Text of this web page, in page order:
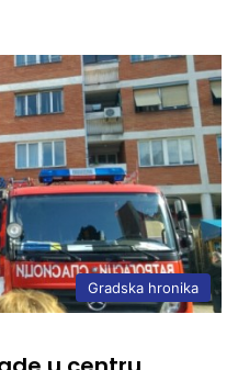
Gradska hronika